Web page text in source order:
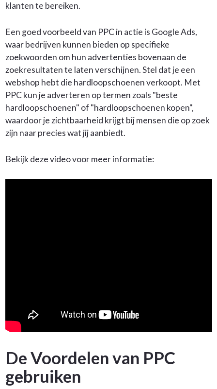
klanten te bereiken.
Een goed voorbeeld van PPC in actie is Google Ads,
waar bedrijven kunnen bieden op specifieke
zoekwoorden om hun advertenties bovenaan de
zoekresultaten te laten verschijnen. Stel dat je een
webshop hebt die hardloopschoenen verkoopt. Met
PPC kun je adverteren op termen zoals "beste
hardloopschoenen" of "hardloopschoenen kopen",
waardoor je zichtbaarheid krijgt bij mensen die op zoek
zijn naar precies wat jij aanbiedt.
Bekijk deze video voor meer informatie:
De Voordelen van PPC
gebruiken